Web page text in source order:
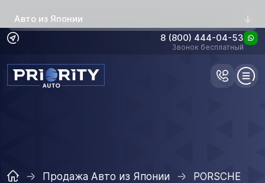
Авто из Японии
8 (800) 444-04-53
Звонок бесплатный
Продажа Авто из Японии
PORSCHE